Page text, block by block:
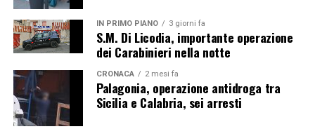
IN PRIMO PIANO 3 giorni fa
S.M. Di Licodia, importante operazione
dei Carabinieri nella notte
CRONACA 2 mesi fa
Palagonia, operazione antidroga tra
Sicilia e Calabria, sei arresti